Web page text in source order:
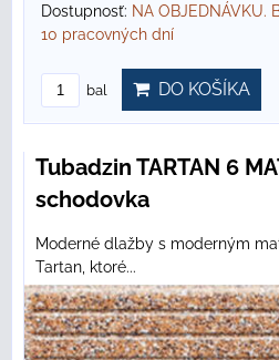
Dostupnosť: NA OBJEDNÁVKU.
10 pracovných dní
bal DO KOŠÍKA
Tubadzin TARTAN 6
schodovka
Moderné dlažby s moderným
Tartan, ktoré...